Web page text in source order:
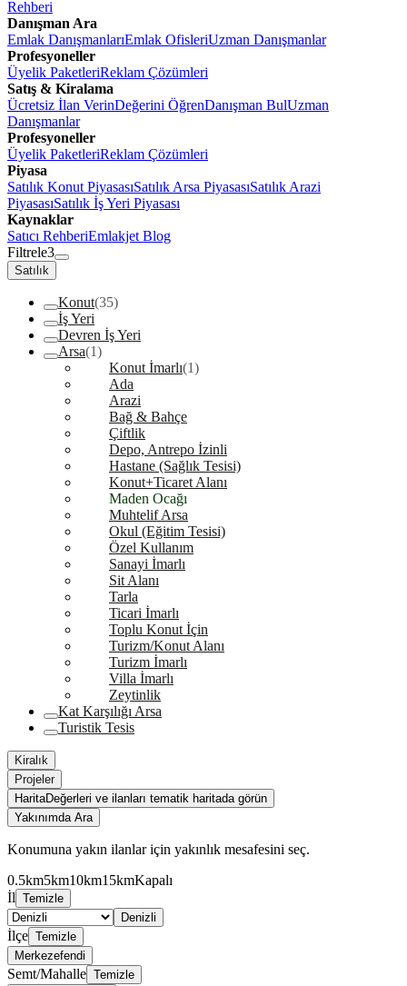
Rehberi
Danışman Ara
Emlak DanışmanlarıEmlak OfisleriUzman Danışmanlar
Profesyoneller
Üyelik PaketleriReklam Çözümleri
Satış & Kiralama
Ücretsiz İlan VerinDeğerini ÖğrenDanışman BulUzman
Danışmanlar
Profesyoneller
Üyelik PaketleriReklam Çözümleri
Piyasa
Satılık Konut PiyasasıSatılık Arsa PiyasasıSatılık Arazi
PiyasasıSatılık İş Yeri Piyasası
Kaynaklar
Satıcı RehberiEmlakjet Blog
Filtrele3
Satılık
Konut(35)
İş Yeri
Devren İş Yeri
Arsa(1)
Konut İmarlı(1)
Ada
Arazi
Bağ & Bahçe
Çiftlik
Depo, Antrepo İzinli
Hastane (Sağlık Tesisi)
Konut+Ticaret Alanı
Maden Ocağı
Muhtelif Arsa
Okul (Eğitim Tesisi)
Özel Kullanım
Sanayi İmarlı
Sit Alanı
Tarla
Ticari İmarlı
Toplu Konut İçin
Turizm/Konut Alanı
Turizm İmarlı
Villa İmarlı
Zeytinlik
Kat Karşılığı Arsa
Turistik Tesis
Kiralık
Projeler
HaritaDeğerleri ve ilanları tematik haritada görün
Yakınımda Ara
Konumuna yakın ilanlar için yakınlık mesafesini seç.
0.5km5km10km15kmKapalı
İl Temizle
Denizli
İlçe Temizle
Merkezefendi
Semt/Mahalle Temizle